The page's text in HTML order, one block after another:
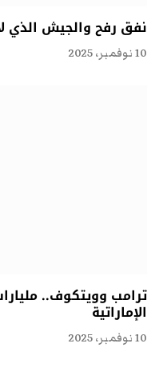
نفق رفح والجيش الذي
10 نوفمبر، 2025
ترامب وويتكوف..
الإماراتية
10 نوفمبر، 2025